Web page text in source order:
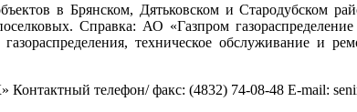
в Брянском, Дятьковском и Стародубском
Справка: АО «Газпром
техническое обслуживание и
телефон/ факс: (4832) 74-08-48 Е-mail: